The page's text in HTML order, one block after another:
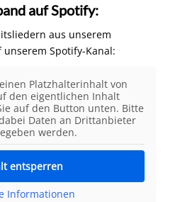
auf Spotify:
aus unserem
Spotify-Kanal:
Platzhalterinhalt von
den eigentlichen Inhalt
auf den Button unten. Bitte
Daten an Drittanbieter
werden.
entsperren
Informationen